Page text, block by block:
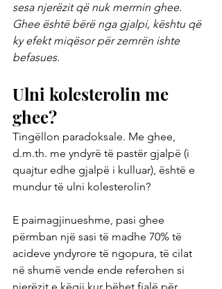
sesa njerëzit që nuk merrnin ghee.
Ghee është bërë nga gjalpi, kështu që
ky efekt miqësor për zemrën ishte
befasues.
Ulni kolesterolin me
ghee?
Tingëllon paradoksale. Me ghee,
d.m.th. me yndyrë të pastër gjalpë (i
quajtur edhe gjalpë i kulluar), është e
mundur të ulni kolesterolin?
E paimagjinueshme, pasi ghee
përmban një sasi të madhe 70% të
acideve yndyrore të ngopura, të cilat
në shumë vende ende referohen si